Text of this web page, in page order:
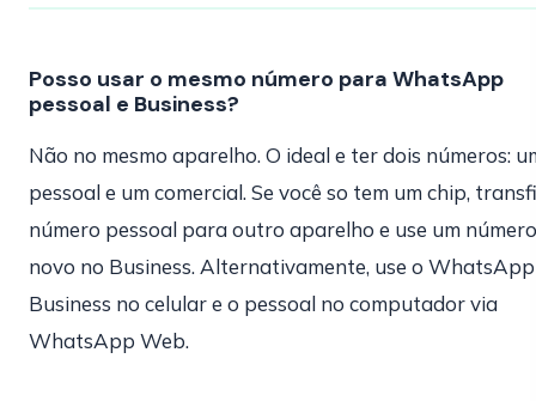
Posso usar o mesmo número para WhatsApp
pessoal e Business?
Não no mesmo aparelho. O ideal e ter dois números:
pessoal e um comercial. Se você so tem um chip,
número pessoal para outro aparelho e use um número
novo no Business. Alternativamente, use o WhatsApp
Business no celular e o pessoal no computador via
WhatsApp Web.